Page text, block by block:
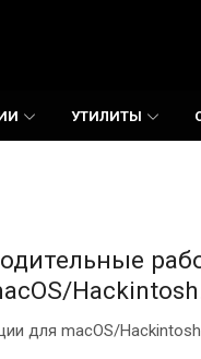
УТИЛИТЫ
для macOS/